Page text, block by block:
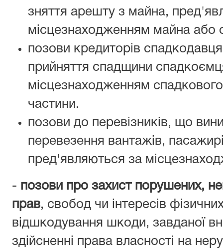
зняття арешту з майна,
місцезнаходженням майна або
позови кредиторів
прийняття спадщини
місцезнаходженням
частини.
позови до перевізників, що
перевезення вантажів,
пред'являються за
- позови про захист порушених,
прав, свобод чи інтересів
відшкодування шкоди, завданої
здійсненні права власності на